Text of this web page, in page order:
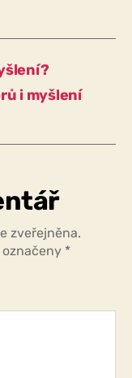
se
ostatní
zakázat?
i myšlení
zveřejněna.
*